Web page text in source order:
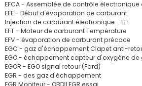
EFCA - Assemblée de contrôle
EFE - Début d'évaporation de carburant
Injection de carburant électronique - EFI
EFT - Moteur de carburant Température
EFV - évaporation de carburant précoce
EGC - gaz d'échappement Clapet anti-
EGO - échappement capteur d'oxygène de
EGOR - EGO signal retour (Ford)
EGR - des gaz d'échappement
EGR Moniteur - OBDII EGR essai